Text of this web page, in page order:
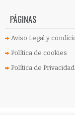
PÁGINAS
Aviso Legal y
Política de cookies
Política de Privacidad